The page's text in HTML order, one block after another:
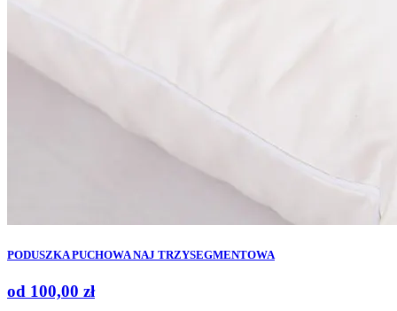
PODUSZKA PUCHOWA NAJ TRZYSEGMENTOWA
od 100,00 zł